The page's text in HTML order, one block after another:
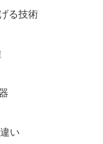
る技術
い